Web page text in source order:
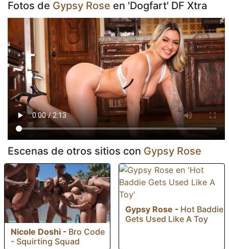
Fotos de Gypsy Rose en 'Dogfart' DF Xtra
Escenas de otros sitios con Gypsy Rose
Nicole Doshi - Bro Code
- Squirting Squad
Gypsy Rose - Hot Baddie
Gets Used Like A Toy